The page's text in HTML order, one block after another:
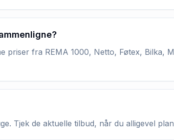
priser fra REMA 1000, Netto, Føtex, Bilka,
Tjek de aktuelle tilbud, når du alligevel